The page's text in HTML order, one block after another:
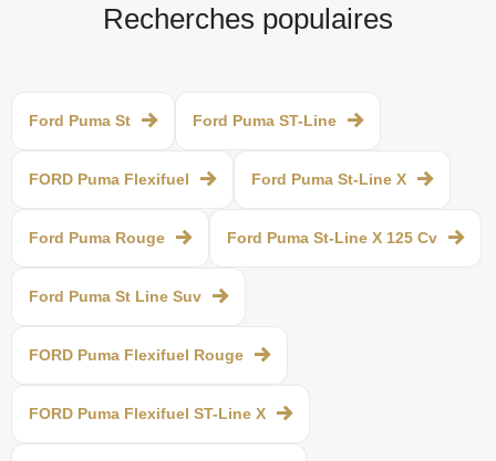
Recherches populaires
Ford Puma St Ford Puma ST-Line
FORD Puma Flexifuel Ford Puma St-Line X
Ford Puma Rouge Ford Puma St-Line X 125 Cv
Ford Puma St Line Suv
FORD Puma Flexifuel Rouge
FORD Puma Flexifuel ST-Line X